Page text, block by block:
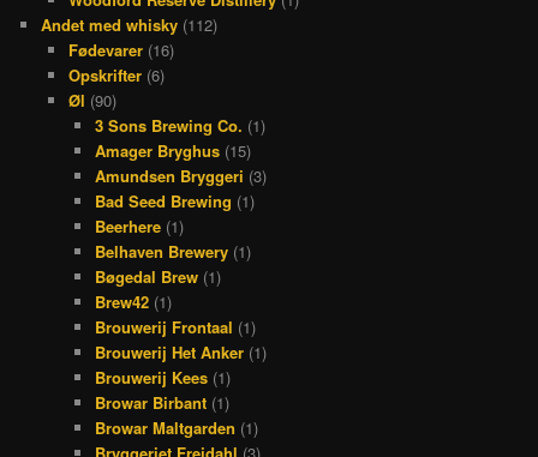
Andet med whisky (112)
Fødevarer(16)
Opskrifter(6)
Øl (90)
3 Sons Brewing Co. (1)
Amager Bryghus (15)
Amundsen Bryggeri (3)
Bad Seed Brewing (1)
Beerhere (1)
Belhaven Brewery (1)
Bøgedal Brew (1)
Brew42 (1)
Brouwerij Frontaal (1)
Brouwerij Het Anker (1)
Brouwerij Kees (1)
Browar Birbant (1)
Browar Maltgarden (1)
Bryggeriet Frejdahl (3)